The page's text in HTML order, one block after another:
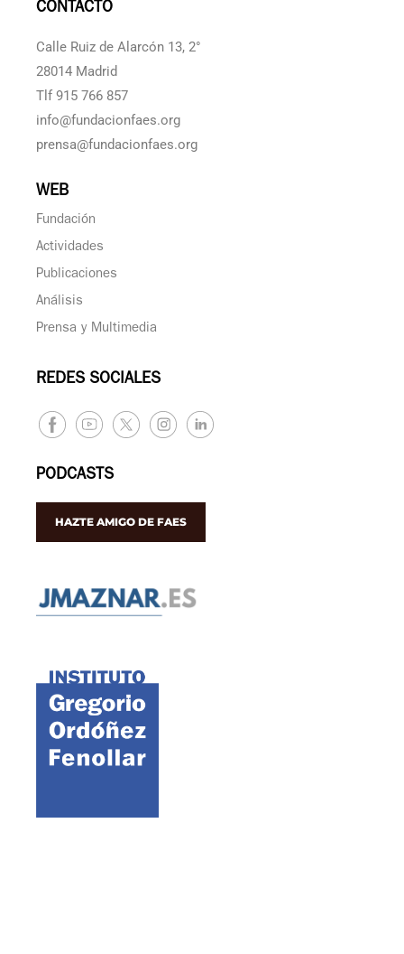
CONTACTO
Calle Ruiz de Alarcón 13, 2°
28014 Madrid
Tlf 915 766 857
info@fundacionfaes.org
prensa@fundacionfaes.org
WEB
Fundación
Actividades
Publicaciones
Análisis
Prensa y Multimedia
REDES SOCIALES
PODCASTS
HAZTE AMIGO DE FAES